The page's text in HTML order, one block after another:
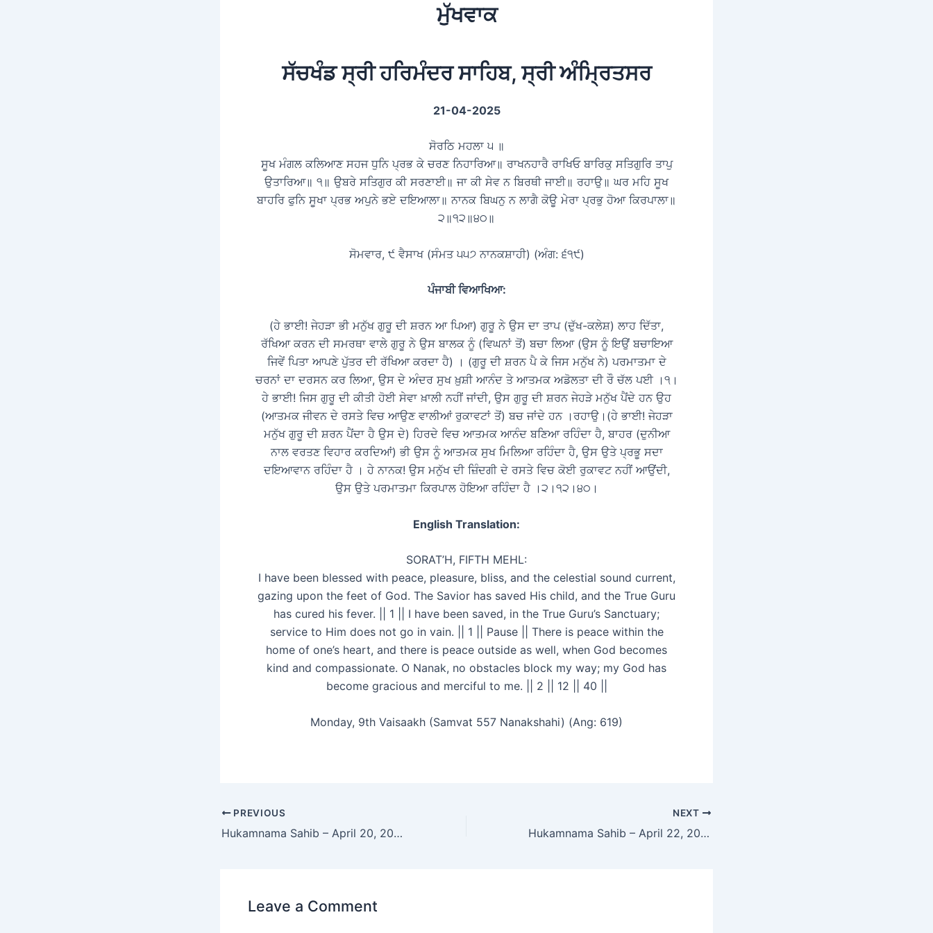
ਮੁੱਖਵਾਕ
ਸੱਚਖੰਡ ਸ੍ਰੀ ਹਰਿਮੰਦਰ ਸਾਹਿਬ, ਸ੍ਰੀ ਅੰਮ੍ਰਿਤਸਰ
21-04-2025
ਸੋਰਠਿ ਮਹਲਾ ੫ ॥
ਸੂਖ ਮੰਗਲ ਕਲਿਆਣ ਸਹਜ ਧੁਨਿ ਪ੍ਰਭ ਕੇ ਚਰਣ ਨਿਹਾਰਿਆ॥ ਰਾਖਨਹਾਰੈ ਰਾਖਿਓ ਬਾਰਿਕੁ ਸਤਿਗੁਰਿ ਤਾਪੁ
ਉਤਾਰਿਆ॥ ੧॥ ਉਬਰੇ ਸਤਿਗੁਰ ਕੀ ਸਰਣਾਈ॥ ਜਾ ਕੀ ਸੇਵ ਨ ਬਿਰਥੀ ਜਾਈ॥ ਰਹਾਉ॥ ਘਰ ਮਹਿ ਸੂਖ
ਬਾਹਰਿ ਫੁਨਿ ਸੂਖਾ ਪ੍ਰਭ ਅਪੁਨੇ ਭਏ ਦਇਆਲਾ॥ ਨਾਨਕ ਬਿਘਨੁ ਨ ਲਾਗੈ ਕੋਊ ਮੇਰਾ ਪ੍ਰਭੁ ਹੋਆ ਕਿਰਪਾਲਾ॥
੨॥੧੨॥੪੦॥
ਸੋਮਵਾਰ, ੯ ਵੈਸਾਖ (ਸੰਮਤ ੫੫੭ ਨਾਨਕਸ਼ਾਹੀ) (ਅੰਗ: ੬੧੯)
ਪੰਜਾਬੀ ਵਿਆਖਿਆ:
(ਹੇ ਭਾਈ! ਜੇਹੜਾ ਭੀ ਮਨੁੱਖ ਗੁਰੂ ਦੀ ਸ਼ਰਨ ਆ ਪਿਆ) ਗੁਰੂ ਨੇ ਉਸ ਦਾ ਤਾਪ (ਦੁੱਖ-ਕਲੇਸ਼) ਲਾਹ ਦਿੱਤਾ,
ਰੱਖਿਆ ਕਰਨ ਦੀ ਸਮਰਥਾ ਵਾਲੇ ਗੁਰੂ ਨੇ ਉਸ ਬਾਲਕ ਨੂੰ (ਵਿਘਨਾਂ ਤੋਂ) ਬਚਾ ਲਿਆ (ਉਸ ਨੂੰ ਇਉਂ ਬਚਾਇਆ
ਜਿਵੇਂ ਪਿਤਾ ਆਪਣੇ ਪੁੱਤਰ ਦੀ ਰੱਖਿਆ ਕਰਦਾ ਹੈ) । (ਗੁਰੂ ਦੀ ਸ਼ਰਨ ਪੈ ਕੇ ਜਿਸ ਮਨੁੱਖ ਨੇ) ਪਰਮਾਤਮਾ ਦੇ
ਚਰਨਾਂ ਦਾ ਦਰਸਨ ਕਰ ਲਿਆ, ਉਸ ਦੇ ਅੰਦਰ ਸੁਖ ਖ਼ੁਸ਼ੀ ਆਨੰਦ ਤੇ ਆਤਮਕ ਅਡੋਲਤਾ ਦੀ ਰੌ ਚੱਲ ਪਈ ।੧।
ਹੇ ਭਾਈ! ਜਿਸ ਗੁਰੂ ਦੀ ਕੀਤੀ ਹੋਈ ਸੇਵਾ ਖ਼ਾਲੀ ਨਹੀਂ ਜਾਂਦੀ, ਉਸ ਗੁਰੂ ਦੀ ਸ਼ਰਨ ਜੇਹੜੇ ਮਨੁੱਖ ਪੈਂਦੇ ਹਨ ਉਹ
(ਆਤਮਕ ਜੀਵਨ ਦੇ ਰਸਤੇ ਵਿਚ ਆਉਣ ਵਾਲੀਆਂ ਰੁਕਾਵਟਾਂ ਤੋਂ) ਬਚ ਜਾਂਦੇ ਹਨ ।ਰਹਾਉ।(ਹੇ ਭਾਈ! ਜੇਹੜਾ
ਮਨੁੱਖ ਗੁਰੂ ਦੀ ਸ਼ਰਨ ਪੈਂਦਾ ਹੈ ਉਸ ਦੇ) ਹਿਰਦੇ ਵਿਚ ਆਤਮਕ ਆਨੰਦ ਬਣਿਆ ਰਹਿੰਦਾ ਹੈ, ਬਾਹਰ (ਦੁਨੀਆ
ਨਾਲ ਵਰਤਣ ਵਿਹਾਰ ਕਰਦਿਆਂ) ਭੀ ਉਸ ਨੂੰ ਆਤਮਕ ਸੁਖ ਮਿਲਿਆ ਰਹਿੰਦਾ ਹੈ, ਉਸ ਉਤੇ ਪ੍ਰਭੂ ਸਦਾ
ਦਇਆਵਾਨ ਰਹਿੰਦਾ ਹੈ । ਹੇ ਨਾਨਕ! ਉਸ ਮਨੁੱਖ ਦੀ ਜ਼ਿੰਦਗੀ ਦੇ ਰਸਤੇ ਵਿਚ ਕੋਈ ਰੁਕਾਵਟ ਨਹੀਂ ਆਉਂਦੀ,
ਉਸ ਉਤੇ ਪਰਮਾਤਮਾ ਕਿਰਪਾਲ ਹੋਇਆ ਰਹਿੰਦਾ ਹੈ ।੨।੧੨।੪੦।
English Translation:
SORAT’H, FIFTH MEHL:
I have been blessed with peace, pleasure, bliss, and the celestial sound current,
gazing upon the feet of God. The Savior has saved His child, and the True Guru
has cured his fever. || 1 || I have been saved, in the True Guru’s Sanctuary;
service to Him does not go in vain. || 1 || Pause || There is peace within the
home of one’s heart, and there is peace outside as well, when God becomes
kind and compassionate. O Nanak, no obstacles block my way; my God has
become gracious and merciful to me. || 2 || 12 || 40 ||
Monday, 9th Vaisaakh (Samvat 557 Nanakshahi) (Ang: 619)
PREVIOUS
Hukamnama Sahib – April 20, 2025
NEXT
Hukamnama Sahib – April 22, 2025
Leave a Comment